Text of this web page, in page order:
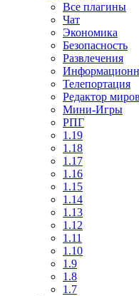
Все плагины
Чат
Экономика
Безопасность
Развлечения
Телепортация
Редактор миров
Мини-Игры
РПГ
1.19
1.18
1.17
1.16
1.15
1.14
1.13
1.12
1.11
1.10
1.9
1.8
1.7